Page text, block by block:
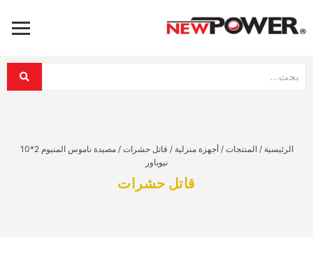
الرئيسية / المنتجات / أجهزة منزلية / قاتل حشرات /
مصيدة ناموس المنيوم 2*10
نيوباور
قاتل حشرات